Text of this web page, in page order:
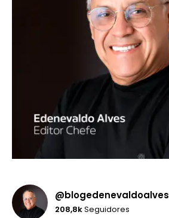
@blogedenevaldoalves
208,8kSeguidores